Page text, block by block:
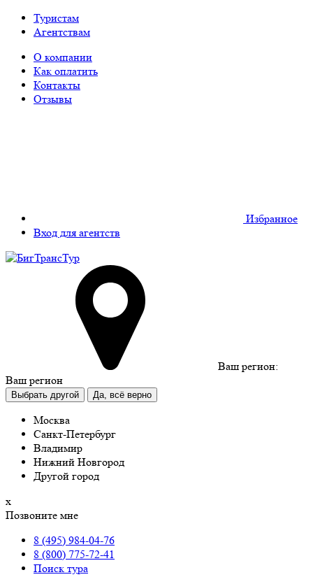
Туристам
Агентствам
О компании
Как оплатить
Контакты
Отзывы
Избранное
Вход для агентств
Ваш регион:
Ваш регион
Выбрать другой Да, всё верно
Москва
Санкт-Петербург
Владимир
Нижний Новгород
Другой город
х
Позвоните мне
8 (495) 984-04-76
8 (800) 775-72-41
Поиск тура